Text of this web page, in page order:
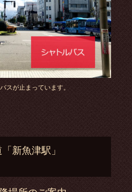
スが止まっています。
新魚津駅」